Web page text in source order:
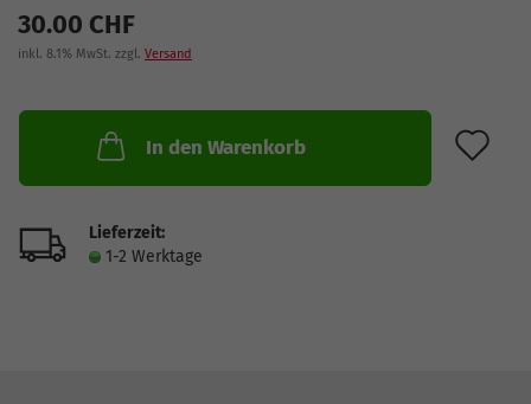
30.00 CHF
inkl. 8.1% MwSt. zzgl. Versand
In den Warenkorb
Lieferzeit:
1-2 Werktage